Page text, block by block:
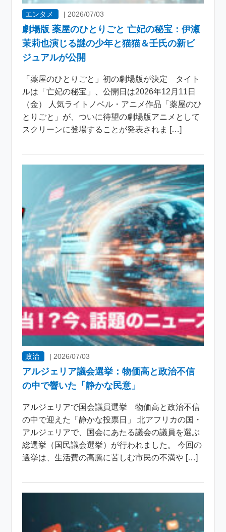
エンタメ | 2026/07/03
劇場版 薬屋のひとりごと 亡妃の秘宝：伊瀬
茉莉也演じる謎の少年と猫猫＆壬氏の新ビ
ジュアルが公開
「薬屋のひとりごと」初の劇場版が決定 タイト
ルは「亡妃の秘宝」、公開日は2026年12月11日
（金） 人気ライトノベル・アニメ作品「薬屋のひ
とりごと」が、ついに待望の劇場版アニメとして
スクリーンに登場することが発表されま […]
政治 | 2026/07/03
アルジェリア議会選挙：物価高と政治不信
の中で響いた「静かな民意」
アルジェリアで国会議員選挙 物価高と政治不信
の中で迎えた「静かな投票日」 北アフリカの国・
アルジェリアで、国会にあたる議会の議員を選ぶ
総選挙（国民議会選挙）が行われました。 今回の
選挙は、生活費の高騰に苦しむ市民の不満や […]